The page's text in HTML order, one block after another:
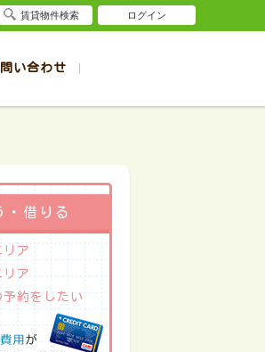
賃貸
賃貸
賃貸
賃貸
賃貸
賃貸
賃貸
賃貸
い合わせ
・借りる
リア
リア
予約をしたい
賃貸物件検索 ログイン